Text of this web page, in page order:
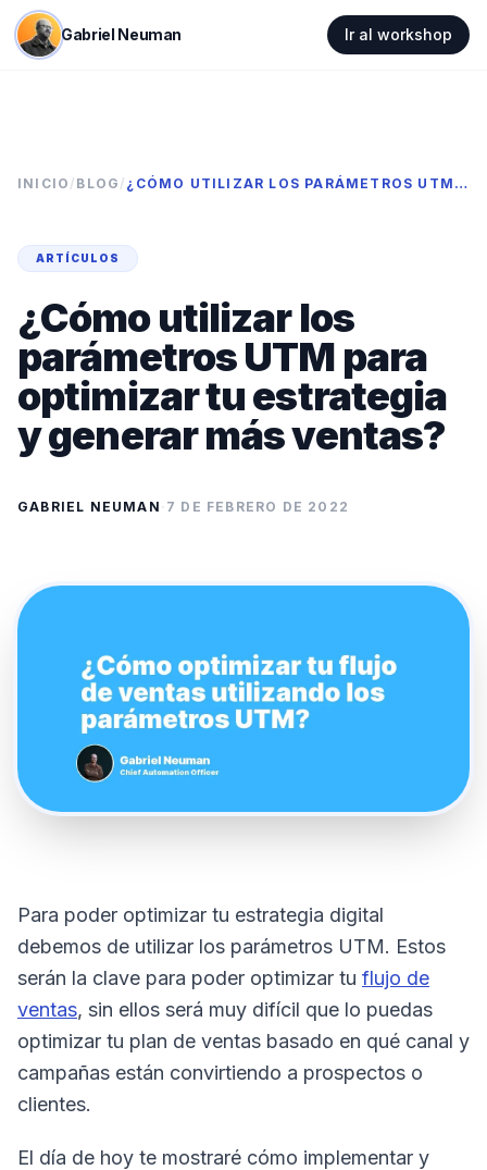
Gabriel Neuman Ir al workshop
INICIO / BLOG / ¿CÓMO UTILIZAR LOS PARÁMETROS UTM PARA OPTIMIZAR TU ESTRATEGIA Y GENERAR MÁS VENTAS?
ARTÍCULOS
¿Cómo utilizar los
parámetros UTM para
optimizar tu estrategia
y generar más ventas?
GABRIEL NEUMAN · 7 DE FEBRERO DE 2022
Para poder optimizar tu estrategia digital
debemos de utilizar los parámetros UTM. Estos
serán la clave para poder optimizar tu flujo de
ventas, sin ellos será muy difícil que lo puedas
optimizar tu plan de ventas basado en qué canal y
campañas están convirtiendo a prospectos o
clientes.
El día de hoy te mostraré cómo implementar y